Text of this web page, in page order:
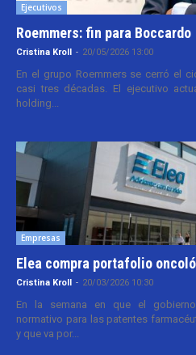
Ejecutivos
Roemmers: fin para Boccardo
Cristina Kroll - 20/05/2026 13:00
En el grupo Roemmers se cerró el
casi tres décadas. El ejecutivo
holding...
Empresas
Elea compra portafolio
Cristina Kroll - 20/03/2026 10:30
En la semana en que el
normativo para las patentes
y que va por...